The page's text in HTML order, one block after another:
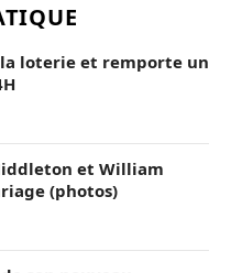
loterie et remporte un
et William
(photos)